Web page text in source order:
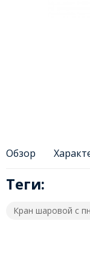
Обзор
Теги:
Кран шаровой с